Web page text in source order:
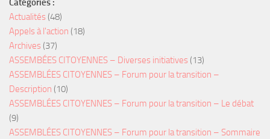
Catégories :
Actualités (48)
Appels à l'action (18)
Archives (37)
ASSEMBÉES CITOYENNES – Diverses initiatives (13)
ASSEMBLÉES CITOYENNES – Forum pour la transition –
Description (10)
ASSEMBLÉES CITOYENNES – Forum pour la transition – Le débat
(9)
ASSEMBLÉES CITOYENNES – Forum pour la transition – Sommaire